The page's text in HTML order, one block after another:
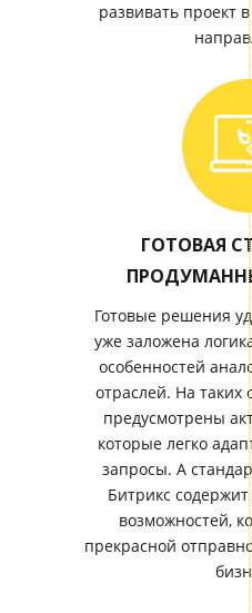
развивать проект
ГОТОВАЯ
Готовые решения
уже заложена
особенностей
отраслей. На таких
предусмотрены
которые легко
запросы. А
Битрикс
возможностей,
прекрасной